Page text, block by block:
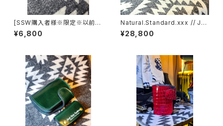
[SSW購入者様※限定※以前購
入の方も！カラー自由]◆MOO
N.MARKⅢ./ Coin Case.
¥6,800
Natural.Standard.xxx // JA
CK.RIDE.SSW
¥28,800